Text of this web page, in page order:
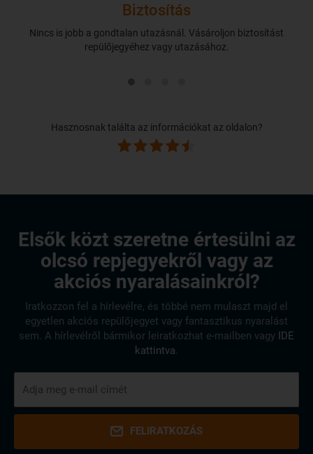
Biztosítás
Nincs is jobb a gondtalan utazásnál. Vásároljon biztosítást
repülőjegyéhez vagy utazásához.
Hasznosnak találta az információkat az oldalon?
Elsők közt szeretne értesülni az
olcsó repjegyekről vagy az
akciós nyaralásainkról?
Iratkozzon fel a hírlevélre, és többé nem mulaszt majd el
egyetlen akciós repülőjegyet vagy fantasztikus nyaralást
sem. A hírlevélről bármikor leiratkozhat e-mailben vagy IDE
kattintva.
FELIRATKOZÁS